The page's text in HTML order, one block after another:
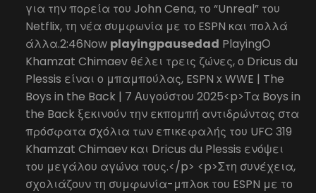
για την πορεία του John Cena, το “Unreal” του
Netflix, τη νέα συμφωνία με το ESPN και πολλά
άλλα.2:46Now playingpausedad PlayingΟ
Khamzat Chimaev θέλει τρεις ζώνες, ο Dricus du
Plessis είναι ο μπαμπούλας, ESPN x WWE | The
Boys in the Back | 7 Αυγούστου 2025<p>Τα Boys in
the Back ξεκινούν την εκπομπή αντιδρώντας στα
πρόσφατα σχόλια των επικεφαλής του UFC 319
Khamzat Chimaev και Dricus du Plessis ενόψει
του μεγάλου αγώνα τους.</p> <p>Στη συνέχεια,
σχολιάζουν τη συμφωνία-μπλοκ του ESPN με το